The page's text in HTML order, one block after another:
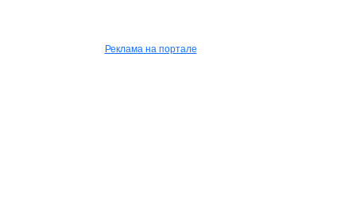
Реклама на портале